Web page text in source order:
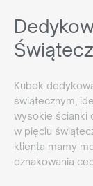
Kubek
świątecznym,
wysokie ścianki
w pięciu
klienta mamy
oznakowania